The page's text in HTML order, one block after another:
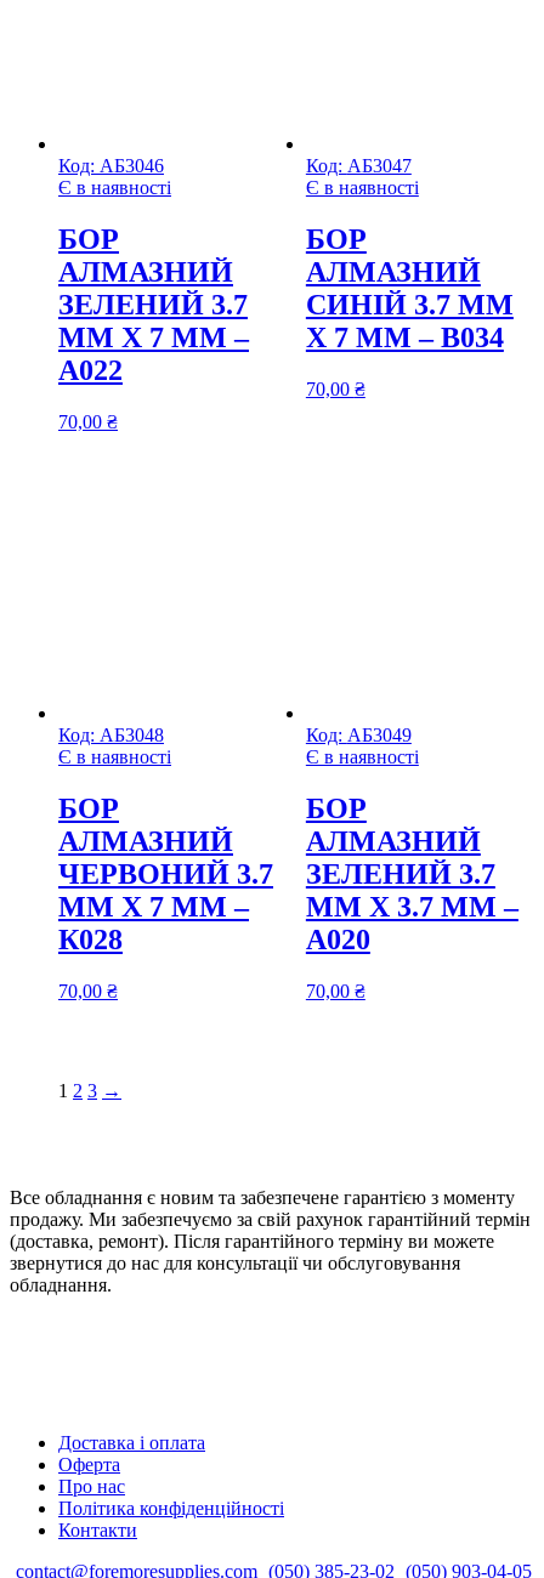
Код: АБ3046
Є в наявності
БОР
АЛМАЗНИЙ
ЗЕЛЕНИЙ 3.7
ММ Х 7 ММ –
А022
70,00 ₴
Код: АБ3047
Є в наявності
БОР
АЛМАЗНИЙ
СИНІЙ 3.7 ММ
Х 7 ММ – В034
70,00 ₴
Код: АБ3048
Є в наявності
БОР
АЛМАЗНИЙ
ЧЕРВОНИЙ 3.7
ММ Х 7 ММ –
К028
70,00 ₴
Код: АБ3049
Є в наявності
БОР
АЛМАЗНИЙ
ЗЕЛЕНИЙ 3.7
ММ Х 3.7 ММ –
А020
70,00 ₴
1 2 3 →
Все обладнання є новим та забезпечене гарантією з моменту
продажу. Ми забезпечуємо за свій рахунок гарантійний термін
(доставка, ремонт). Після гарантійного терміну ви можете
звернутися до нас для консультації чи обслуговування
обладнання.
Доставка і оплата
Оферта
Про нас
Політика конфіденційності
Контакти
contact@foremoresupplies.com (050) 385-23-02 (050) 903-04-05